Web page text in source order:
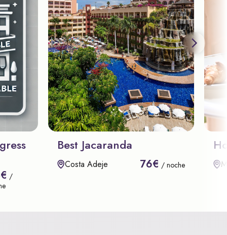
/
Best Jacaranda
Costa Adeje 76€ / noche